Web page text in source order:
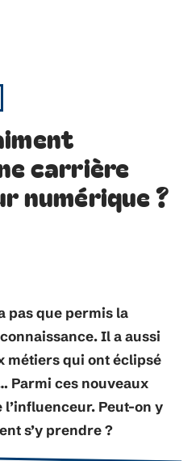
carrière
numérique ?
pas que permis la
Il a aussi
métiers qui ont éclipsé
Parmi ces nouveaux
Peut-on y
s’y prendre ?